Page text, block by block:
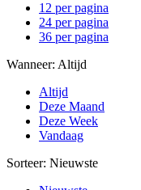
12 per pagina
24 per pagina
36 per pagina
Wanneer: Altijd
Altijd
Deze Maand
Deze Week
Vandaag
Sorteer: Nieuwste